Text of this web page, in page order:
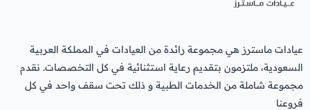
عيادات ماسترز هي مجموعة رائدة من العيادات في المملكة العربية
السعودية، ملتزمون بتقديم رعاية استثنائية في كل التخصصات. نقدم
مجموعة شاملة من الخدمات الطبية و ذلك تحت سقف واحد في كل
فروعنا